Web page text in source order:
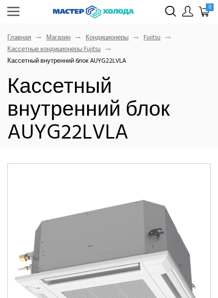
0
Главная Магазин Кондиционеры
Fujitsu
Кассетные кондиционеры Fujitsu
Кассетный внутренний блок AUYG22LVLA
Кассетный
внутренний блок
AUYG22LVLA